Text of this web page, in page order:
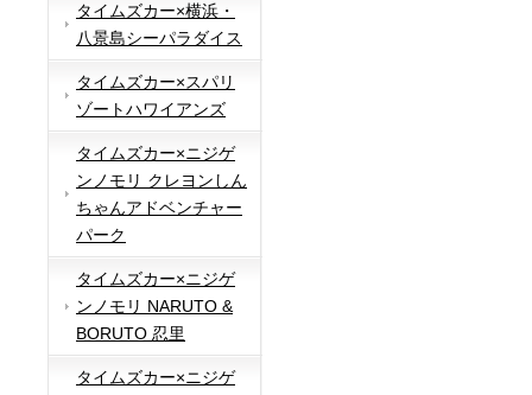
タイムズカー×横浜・
八景島シーパラダイス
タイムズカー×スパリ
ゾートハワイアンズ
タイムズカー×ニジゲ
ンノモリ クレヨンしん
ちゃんアドベンチャー
パーク
タイムズカー×ニジゲ
ンノモリ NARUTO &
BORUTO 忍里
タイムズカー×ニジゲ